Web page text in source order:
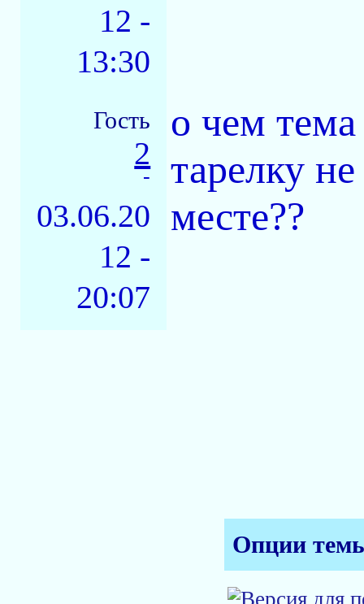
12 -
13:30
Гость
2
-
03.06.20
12 -
20:07
о чем
тарелку
месте??
Опции